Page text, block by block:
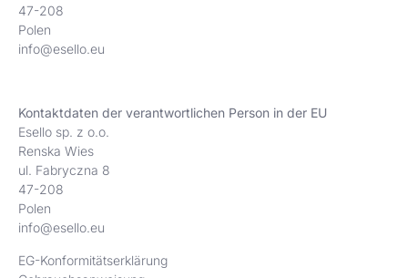
47-208
Polen
info@esello.eu
Kontaktdaten der verantwortlichen Person in der EU
Esello sp. z o.o.
Renska Wies
ul. Fabryczna 8
47-208
Polen
info@esello.eu
EG-Konformitätserklärung